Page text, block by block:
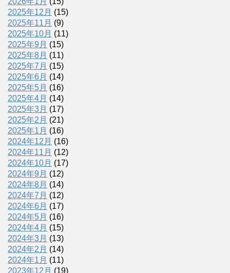
2025年12月 (15)
2025年11月 (9)
2025年10月 (11)
2025年9月 (15)
2025年8月 (11)
2025年7月 (15)
2025年6月 (14)
2025年5月 (16)
2025年4月 (14)
2025年3月 (17)
2025年2月 (21)
2025年1月 (16)
2024年12月 (16)
2024年11月 (12)
2024年10月 (17)
2024年9月 (12)
2024年8月 (14)
2024年7月 (12)
2024年6月 (17)
2024年5月 (16)
2024年4月 (15)
2024年3月 (13)
2024年2月 (14)
2024年1月 (11)
2023年12月 (19)